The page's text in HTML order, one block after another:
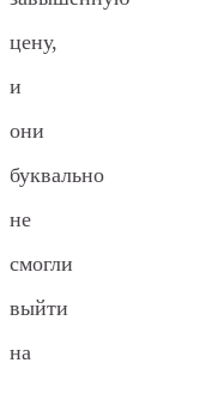
цену,
и
они
буквально
не
смогли
выйти
на